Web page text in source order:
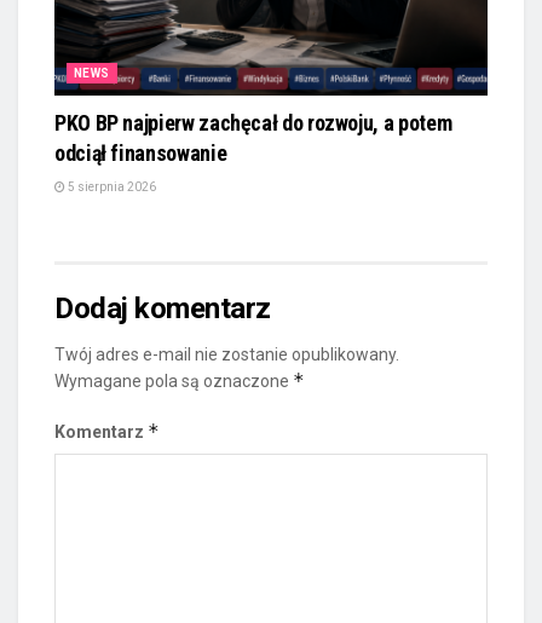
NEWS
PKO BP najpierw zachęcał do rozwoju, a potem
odciął finansowanie
5 sierpnia 2026
Dodaj komentarz
Twój adres e-mail nie zostanie opublikowany.
Wymagane pola są oznaczone *
Komentarz *